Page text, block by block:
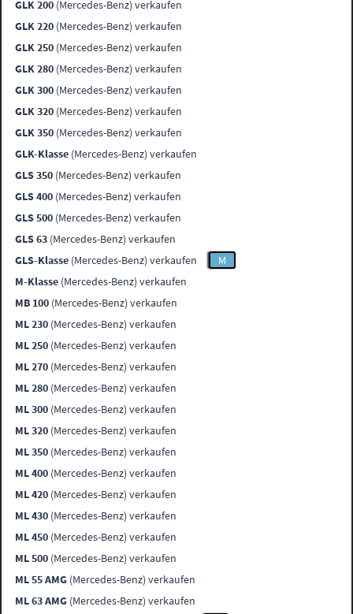
GLK 200 (Mercedes-Benz) verkaufen
GLK 220 (Mercedes-Benz) verkaufen
GLK 250 (Mercedes-Benz) verkaufen
GLK 280 (Mercedes-Benz) verkaufen
GLK 300 (Mercedes-Benz) verkaufen
GLK 320 (Mercedes-Benz) verkaufen
GLK 350 (Mercedes-Benz) verkaufen
GLK-Klasse (Mercedes-Benz) verkaufen
GLS 350 (Mercedes-Benz) verkaufen
GLS 400 (Mercedes-Benz) verkaufen
GLS 500 (Mercedes-Benz) verkaufen
GLS 63 (Mercedes-Benz) verkaufen
GLS-Klasse (Mercedes-Benz) verkaufen
M
M-Klasse (Mercedes-Benz) verkaufen
MB 100 (Mercedes-Benz) verkaufen
ML 230 (Mercedes-Benz) verkaufen
ML 250 (Mercedes-Benz) verkaufen
ML 270 (Mercedes-Benz) verkaufen
ML 280 (Mercedes-Benz) verkaufen
ML 300 (Mercedes-Benz) verkaufen
ML 320 (Mercedes-Benz) verkaufen
ML 350 (Mercedes-Benz) verkaufen
ML 400 (Mercedes-Benz) verkaufen
ML 420 (Mercedes-Benz) verkaufen
ML 430 (Mercedes-Benz) verkaufen
ML 450 (Mercedes-Benz) verkaufen
ML 500 (Mercedes-Benz) verkaufen
ML 55 AMG (Mercedes-Benz) verkaufen
ML 63 AMG (Mercedes-Benz) verkaufen